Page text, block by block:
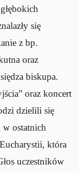
się
z bp.
oraz
biskupa.
oraz koncert
dzielili się
ostatnich
która
uczestników